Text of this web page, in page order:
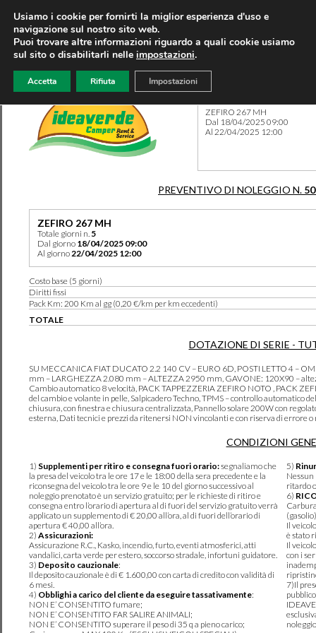
ZEFIRO 267 MH
Dal 18/04/2025 09:00
Al 22/04/2025 12:00
PREVENTIVO DI NOLEGGIO N.
ZEFIRO 267 MH
Totale giorni n. 5
Dal giorno 18/04/2025 09:00
Al giorno22/04/2025 12:00
Costo base (5 giorni)
Diritti fissi
Pack Km: 200 Km al gg (0,20 €/km per km eccedenti)
TOTALE
DOTAZIONE DI SERIE -
SU MECCANICA FIAT DUCATO 2.2 140 CV – EURO 6D, POSTI LETTO 4 –
mm – LARGHEZZA 2.080 mm – ALTEZZA 2950 mm, GAVONE: 120X90 –
Cambio automatico 8 velocità, PACK TAPPEZZERIA ZEFIRO NOTO , PACK
del cambio e volante in pelle, Salpicadero Techno, TPMS – controllo automatico
chiusura, con finestra e chiusura centralizzata, Pannello solare 200W con
esterna, Dati tecnici e prezzi da ritenersi NON vincolanti e con riserva di errore o
CONDIZIONI
1) Supplementi per ritiro e consegna fuori orario:segnaliamo che
la presa del veicolo tra le ore 17 e le 18:00 della sera precedente e la
riconsegna del veicolo tra le ore 9 e le 10 del giorno successivo al
noleggio prenotato è un servizio gratuito; per le richieste di ritiro e
consegna entro l’orario di apertura al di fuori del servizio gratuito verrà
applicato un supplemento di € 20,00 all’ora, al di fuori dell’orario di
apertura € 40,00 all’ora.
2) Assicurazioni:
Assicurazione R.C., Kasko, incendio, furto, eventi atmosferici, atti
vandalici, carta verde per estero, soccorso stradale, infortuni guidatore.
3) Deposito cauzionale:
Il deposito cauzionale è di € 1.600,00 con carta di credito con validità di
6 mesi.
4) Obblighi a carico del cliente da eseguire tassativamente:
NON E’ CONSENTITO fumare;
NON E’ CONSENTITO FAR SALIRE ANIMALI;
NON E’ CONSENTITO superare il peso di 35 q a pieno carico;
5)
Nessun
ritardo
6)
Il
è stato
Il
con i
7)Il
Usiamo i cookie per fornirti la miglior esperienza d'uso e
navigazione sul nostro sito web.
Puoi trovare altre informazioni riguardo a quali cookie usiamo
sul sito o disabilitarli nelle impostazioni.
Accetta Rifiuta Impostazioni